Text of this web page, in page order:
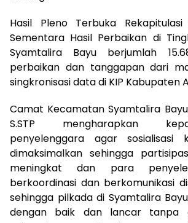
Hasil Pleno Terbuka
Sementara Hasil Perbaikan di
Syamtalira Bayu berjumlah
perbaikan dan tanggapan dari
singkronisasi data di KIP Kabupaten
Camat Kecamatan Syamtalira
S.STP mengharapkan
penyelenggara agar sosialisasi
dimaksimalkan sehingga
meningkat dan para
berkoordinasi dan berkomunikasi
sehingga pilkada di Syamtalira
dengan baik dan lancar tanpa